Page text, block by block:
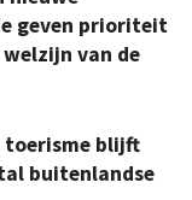
geven prioriteit
van de
toerisme blijft
buitenlandse